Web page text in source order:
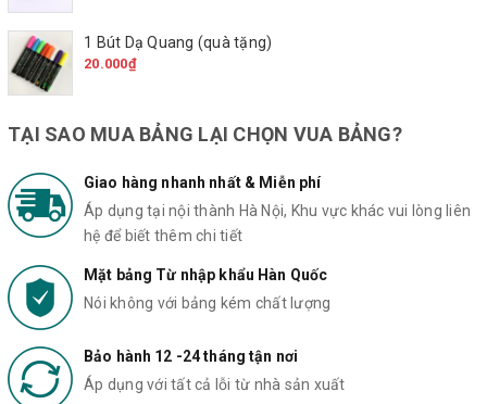
1 Bút Dạ Quang (quà tặng)
20.000₫
TẠI SAO MUA BẢNG LẠI CHỌN VUA BẢNG?
Giao hàng nhanh nhất & Miễn phí
Áp dụng tại nội thành Hà Nội, Khu vực khác vui lòng liên
hệ để biết thêm chi tiết
Mặt bảng Từ nhập khẩu Hàn Quốc
Nói không với bảng kém chất lượng
Bảo hành 12 -24 tháng tận nơi
Áp dụng với tất cả lỗi từ nhà sản xuất